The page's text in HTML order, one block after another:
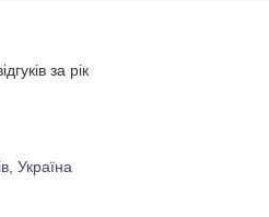
за рік
Україна